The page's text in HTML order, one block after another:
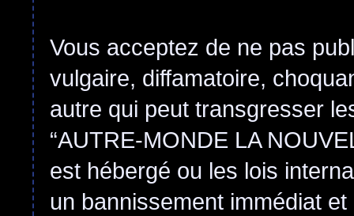
Vous acceptez de ne pas
vulgaire, diffamatoire,
autre qui peut transgresser
“AUTRE-MONDE LA
est hébergé ou les lois
un bannissement immédiat